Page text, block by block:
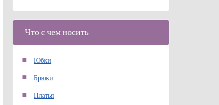
Что с чем носить
Юбки
Брюки
Платья